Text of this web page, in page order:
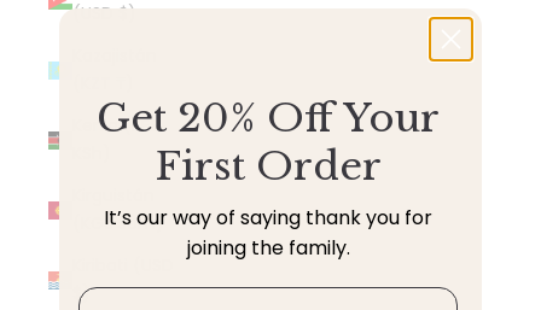
(USD $)
Kenia (KES
(KGS som)
$)
Get 20% Off Your
First Order
It’s our way of saying thank you for
joining the family.
Email